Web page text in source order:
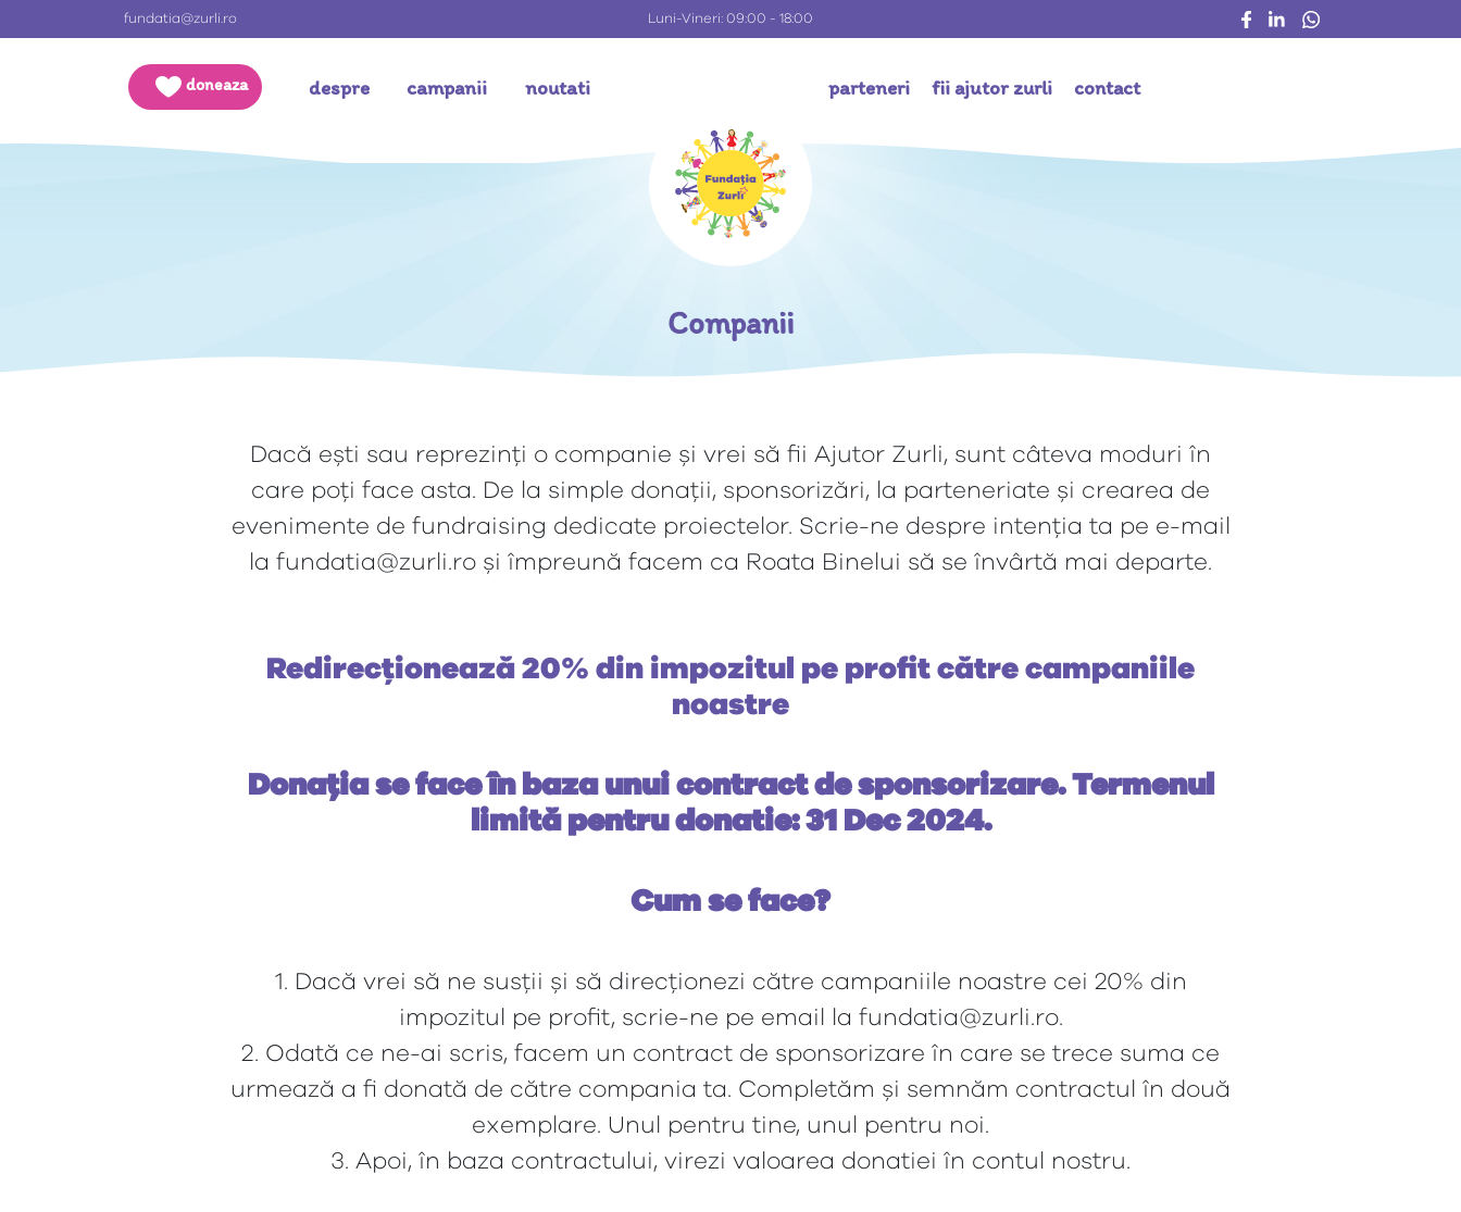
fundatia@zurli.ro Luni-Vineri: 09:00 - 18:00
doneaza despre campanii noutati parteneri fii ajutor zurli contact
Companii
Dacă ești sau reprezinți o companie și vrei să fii Ajutor Zurli, sunt câteva moduri în
care poți face asta. De la simple donații, sponsorizări, la parteneriate și crearea de
evenimente de fundraising dedicate proiectelor. Scrie-ne despre intenția ta pe e-mail
la fundatia@zurli.ro și împreună facem ca Roata Binelui să se învârtă mai departe.
Redirecționează 20% din impozitul pe profit către campaniile
noastre
Donația se face în baza unui contract de sponsorizare. Termenul
limită pentru donatie: 31 Dec 2024.
Cum se face?
1. Dacă vrei să ne susții și să direcționezi către campaniile noastre cei 20% din
impozitul pe profit, scrie-ne pe email la fundatia@zurli.ro.
2. Odată ce ne-ai scris, facem un contract de sponsorizare în care se trece suma ce
urmează a fi donată de către compania ta. Completăm și semnăm contractul în două
exemplare. Unul pentru tine, unul pentru noi.
3. Apoi, în baza contractului, virezi valoarea donatiei în contul nostru.